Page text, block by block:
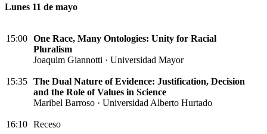
Lunes 11 de mayo
15:00 One Race, Many Ontologies: Unity for Racial
Pluralism
Joaquim Giannotti · Universidad Mayor
15:35 The Dual Nature of Evidence: Justification, Decision
and the Role of Values in Science
Maribel Barroso · Universidad Alberto Hurtado
16:10 Receso